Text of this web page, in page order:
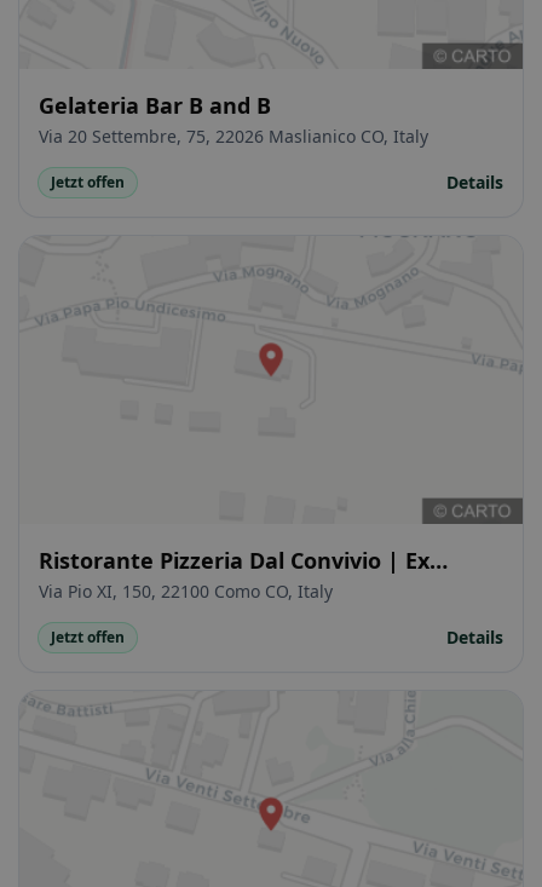
Gelateria Bar B and B
Via 20 Settembre, 75, 22026 Maslianico CO, Italy
Jetzt offen Details
Ristorante Pizzeria Dal Convivio | Ex
Antico Mognano
Via Pio XI, 150, 22100 Como CO, Italy
Jetzt offen Details